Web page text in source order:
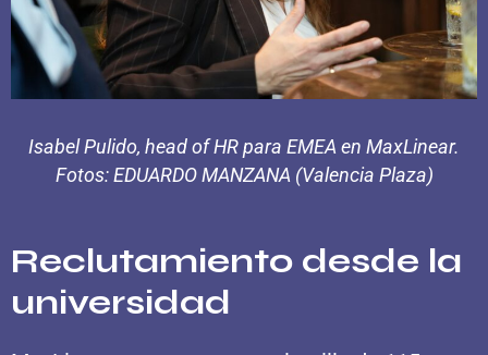
Isabel Pulido, head of HR para EMEA en MaxLinear.
Fotos: EDUARDO MANZANA (Valencia Plaza)
Reclutamiento desde la
universidad